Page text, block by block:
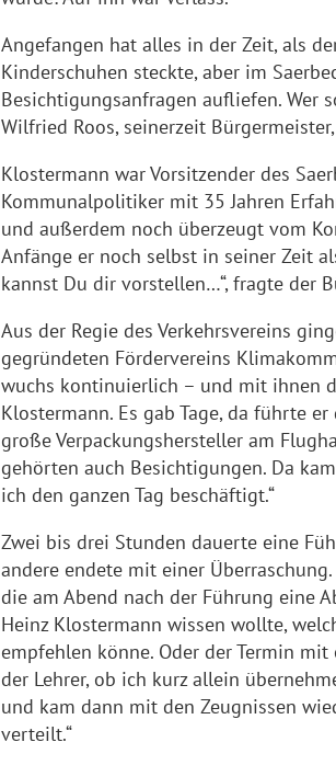
Angefangen hat alles in der Zeit, als
Kinderschuhen steckte, aber im
Besichtigungsanfragen aufliefen. Wer
Wilfried Roos, seinerzeit
Klostermann war Vorsitzender des
Kommunalpolitiker mit 35 Jahren
und außerdem noch überzeugt vom
Anfänge er noch selbst in seiner Zeit
kannst Du dir vorstellen…“, fragte der
Aus der Regie des Verkehrsvereins
gegründeten Fördervereins
wuchs kontinuierlich – und mit ihnen
Klostermann. Es gab Tage, da führte
große Verpackungshersteller am
gehörten auch Besichtigungen. Da
ich den ganzen Tag beschäftigt.“
Zwei bis drei Stunden dauerte eine
andere endete mit einer
die am Abend nach der Führung eine
Heinz Klostermann wissen wollte,
empfehlen könne. Oder der Termin
der Lehrer, ob ich kurz allein
und kam dann mit den Zeugnissen
verteilt.“